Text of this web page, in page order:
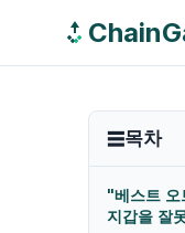
목차
"베스트 오
지갑을 잘